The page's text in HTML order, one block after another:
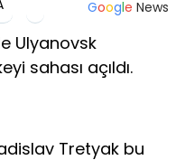
Google News
Ulyanovsk
sahası açıldı.
Tretyak bu